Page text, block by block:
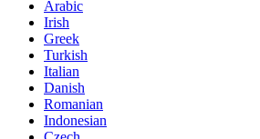
Arabic
Irish
Greek
Turkish
Italian
Danish
Romanian
Indonesian